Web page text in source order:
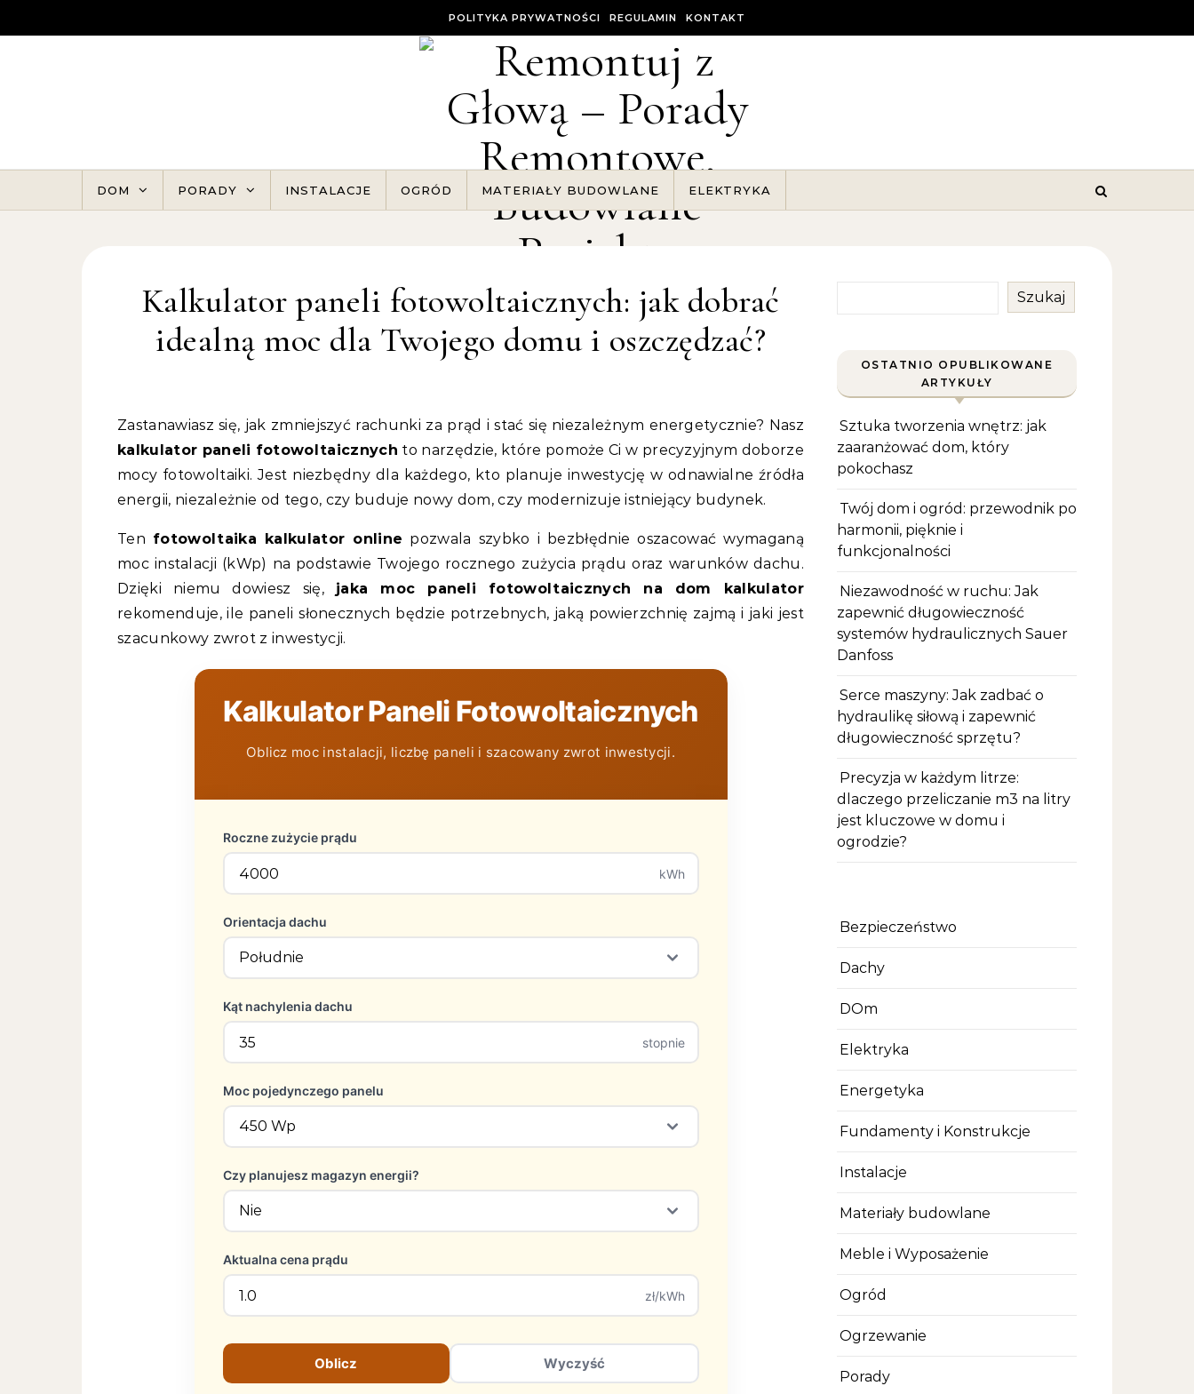
POLITYKA PRYWATNOŚCI REGULAMIN KONTAKT
DOM PORADY INSTALACJE OGRÓD MATERIAŁY BUDOWLANE ELEKTRYKA
Kalkulator paneli fotowoltaicznych: jak dobrać
idealną moc dla Twojego domu i oszczędzać?
Zastanawiasz się, jak zmniejszyć rachunki za prąd i stać się niezależnym energetycznie? Nasz
kalkulator paneli fotowoltaicznych to narzędzie, które pomoże Ci w precyzyjnym doborze
mocy fotowoltaiki. Jest niezbędny dla każdego, kto planuje inwestycję w odnawialne źródła
energii, niezależnie od tego, czy buduje nowy dom, czy modernizuje istniejący budynek.
Ten fotowoltaika kalkulator online pozwala szybko i bezbłędnie oszacować wymaganą
moc instalacji (kWp) na podstawie Twojego rocznego zużycia prądu oraz warunków dachu.
Dzięki niemu dowiesz się, jaka moc paneli fotowoltaicznych na dom kalkulator
rekomenduje, ile paneli słonecznych będzie potrzebnych, jaką powierzchnię zajmą i jaki jest
szacunkowy zwrot z inwestycji.
Kalkulator Paneli Fotowoltaicznych
Oblicz moc instalacji, liczbę paneli i szacowany zwrot inwestycji.
Roczne zużycie prądu
kWh
Orientacja dachu
Kąt nachylenia dachu
stopnie
Moc pojedynczego panelu
Czy planujesz magazyn energii?
Aktualna cena prądu
zł/kWh
Oblicz Wyczyść
Szukaj
OSTATNIO OPUBLIKOWANE
ARTYKUŁY
Sztuka tworzenia wnętrz: jak
zaaranżować dom, który
pokochasz
Twój dom i ogród: przewodnik po
harmonii, pięknie i
funkcjonalności
Niezawodność w ruchu: Jak
zapewnić długowieczność
systemów hydraulicznych Sauer
Danfoss
Serce maszyny: Jak zadbać o
hydraulikę siłową i zapewnić
długowieczność sprzętu?
Precyzja w każdym litrze:
dlaczego przeliczanie m3 na litry
jest kluczowe w domu i
ogrodzie?
Bezpieczeństwo
Dachy
DOm
Elektryka
Energetyka
Fundamenty i Konstrukcje
Instalacje
Materiały budowlane
Meble i Wyposażenie
Ogród
Ogrzewanie
Porady